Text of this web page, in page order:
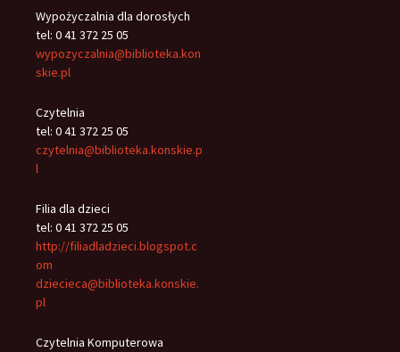
Wypożyczalnia dla dorosłych
tel: 0 41 372 25 05
wypozyczalnia@biblioteka.kon
skie.pl
Czytelnia
tel: 0 41 372 25 05
czytelnia@biblioteka.konskie.p
l
Filia dla dzieci
tel: 0 41 372 25 05
http://filiadladzieci.blogspot.c
om
dziecieca@biblioteka.konskie.
pl
Czytelnia Komputerowa